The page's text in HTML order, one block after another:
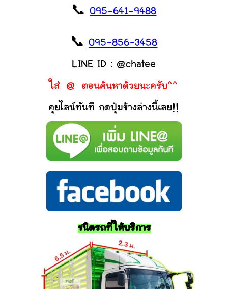
📞095-641-9488
📞095-856-3458
LINE ID : @chatee
ใส่ @ ตอนค้นหาด้วยนะครับ^^
คุยไลน์ทันที กดปุ่มข้างล่างนี้เลย!!
ชนิดรถที่ให้บริการ